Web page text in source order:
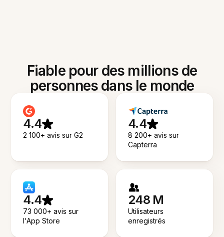
Fiable pour des millions de
personnes dans le monde
4.4
2 100+ avis sur G2
4.4
8 200+ avis sur
Capterra
4.4
73 000+ avis sur
l'App Store
248 M
Utilisateurs
enregistrés